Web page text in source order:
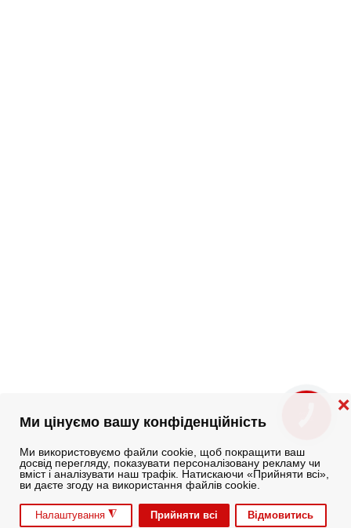
Ми цінуємо вашу конфіденційність
Ми використовуємо файли cookie, щоб покращити ваш
досвід перегляду, показувати персоналізовану рекламу чи
вміст і аналізувати наш трафік. Натискаючи «Прийняти всі»,
ви даєте згоду на використання файлів cookie.
Налаштування ◮ Прийняти всі Відмовитись
❌